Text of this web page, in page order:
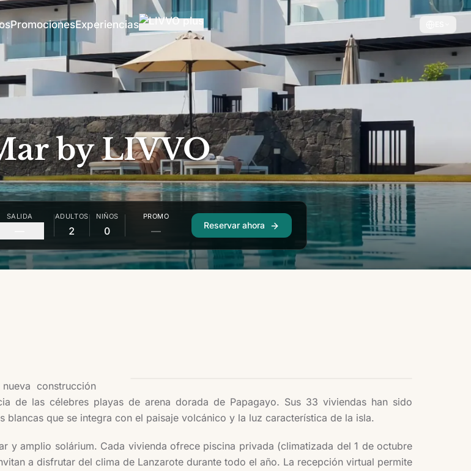
PromocionesExperiencias
by LIVVO
SALIDA ADULTOS
2
NIÑOS
0
PROMO
Reservar ahora
construcción
de las célebres playas de arena dorada de Papagayo. Sus 33 viviendas han sido
blancas que se integra con el paisaje volcánico y la luz característica de la isla.
y amplio solárium. Cada vivienda ofrece piscina privada (climatizada del 1 de octubre
a disfrutar del clima de Lanzarote durante todo el año. La recepción virtual permite